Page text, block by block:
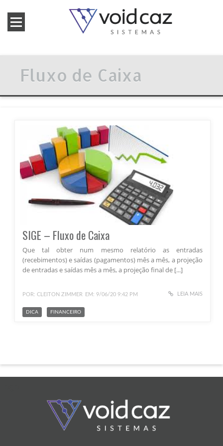
Fluxo de Caixa
SIGE – Fluxo de Caixa
Que tal obter num mesmo relatório as entradas
(recebimentos) e saídas (pagamentos) mês a mês, a projeção
de entradas e saídas mês a mês, a projeção final de [...]
POR: CLEITON ZIMMER EM: 9/06/20 9:42 PM LEIA MAIS
DICA FINANCEIRO